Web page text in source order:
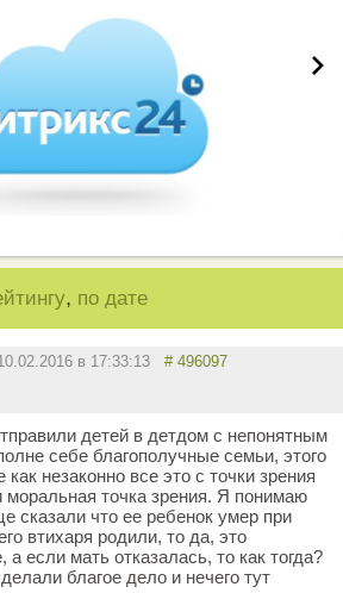
, по дате
в 17:33:13 # 496097
детей в детдом с непонятным
себе благополучные семьи, этого
незаконно все это с точки зрения
моральная точка зрения. Я понимаю
сказали что ее ребенок умер при
втихаря родили, то да, это
а если мать отказалась, то как тогда?
благое дело и нечего тут